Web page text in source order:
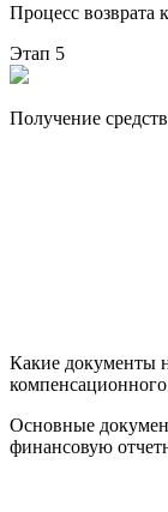
Процесс возврата
Этап 5
Получение
Какие документы
Основные
финансовую